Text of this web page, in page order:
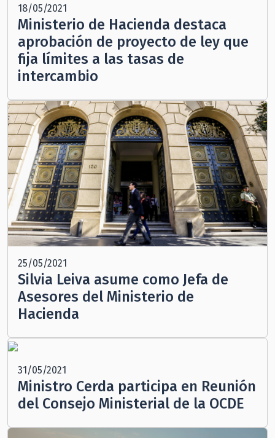
18/05/2021
Ministerio de Hacienda destaca
aprobación de proyecto de ley que
fija límites a las tasas de
intercambio
25/05/2021
Silvia Leiva asume como Jefa de
Asesores del Ministerio de
Hacienda
31/05/2021
Ministro Cerda participa en Reunión
del Consejo Ministerial de la OCDE